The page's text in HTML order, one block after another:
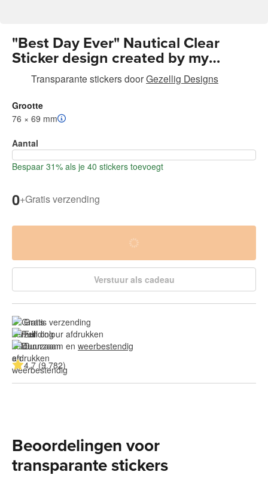
"Best Day Ever" Nautical Clear
Sticker design created by my
daughter is great for Mugs, Water
Bottles, and more. Premium vinyl
with a strong adhesive, making
them waterproof, scratchproof and
Transparante stickersdoorGezellig Designs
Grootte
76 × 69 mm
Aantal
Bespaar 31% als je 40 stickers toevoegt
0+Gratis verzending
Verstuur als cadeau
Gratis verzending
Full colour afdrukken
Duurzaam en weerbestendig
4.7 (9.782)
Beoordelingen voor
transparante stickers